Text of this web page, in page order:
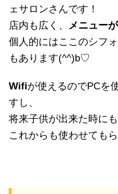
ェサロンさんです！
店内も広く、
メニュー
個人的にはここのシフ
もあります(^^)b♡
Wifiが使えるのでPCを
すし、
将来子供が出来た時に
これからも使わせても